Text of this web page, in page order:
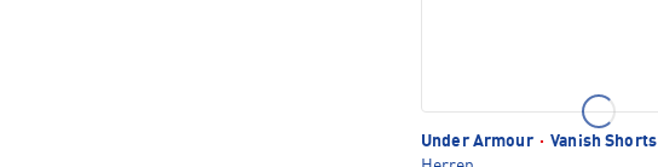
Under Armour · Vanish Shorts